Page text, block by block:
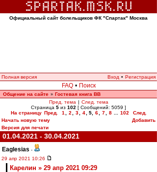
Официальный сайт болельщиков ФК "Спартак" Москва
Полная версия Вход • Регистрация
FAQ • Поиск
Общение на сайте » Гостевая книга ВВ
Пред. тема | След. тема
Страница 5 из 102 [ Сообщений: 5059 ]
На страницу Пред. 1 2 3 4 5, 6 7 8 102
След.
Начать новую тему
Добавить
Версия для печати
01.04.2021 - 30.04.2021
Eaglesias -
29 апр 2021 10:26
Карелин » 29 апр 2021 09:29